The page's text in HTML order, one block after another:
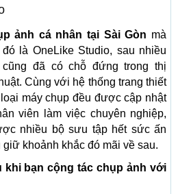
ảnh cá nhân tại Sài Gòn mà
là OneLike Studio, sau nhiều
đã có chỗ đứng trong thị
Cùng với hệ thống trang thiết
máy chụp đều được cập nhật
viên làm việc chuyên nghiệp,
nhiều bộ sưu tập hết sức ấn
khoảnh khắc đó mãi về sau.
bạn cộng tác chụp ảnh với